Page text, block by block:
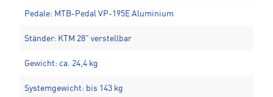
Pedale: MTB-Pedal VP-195E Aluminium
Ständer: KTM 28" verstellbar
Gewicht: ca. 24,4 kg
Systemgewicht: bis 143 kg